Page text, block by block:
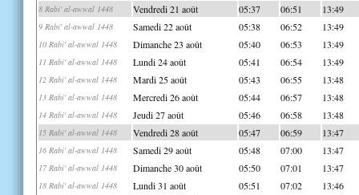
8 Rabi' al-awwal 1448 Vendredi 21 août 05:37 06:51 13:49
9 Rabi' al-awwal 1448 Samedi 22 août 05:38 06:52 13:49
10 Rabi' al-awwal 1448 Dimanche 23 août 05:40 06:53 13:49
11 Rabi' al-awwal 1448 Lundi 24 août 05:41 06:54 13:49
12 Rabi' al-awwal 1448 Mardi 25 août 05:43 06:55 13:48
13 Rabi' al-awwal 1448 Mercredi 26 août 05:44 06:57 13:48
14 Rabi' al-awwal 1448 Jeudi 27 août 05:46 06:58 13:48
15 Rabi' al-awwal 1448 Vendredi 28 août 05:47 06:59 13:47
16 Rabi' al-awwal 1448 Samedi 29 août 05:48 07:00 13:47
17 Rabi' al-awwal 1448 Dimanche 30 août 05:50 07:01 13:47
18 Rabi' al-awwal 1448 Lundi 31 août 05:51 07:02 13:46